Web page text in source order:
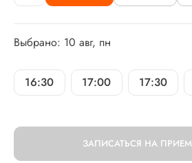
Выбрано: 10 авг, пн
16:30 17:00 17:30
ЗАПИСАТЬСЯ НА ПРИЕМ